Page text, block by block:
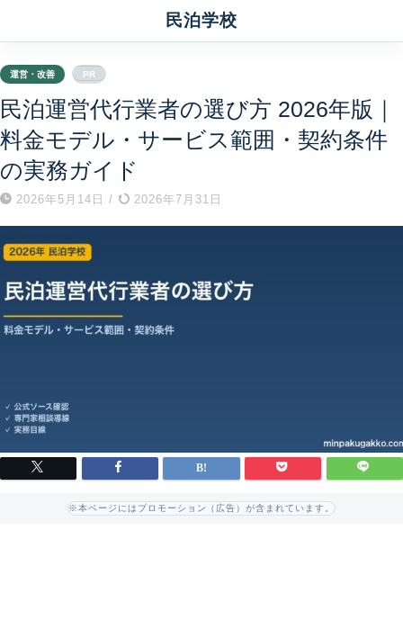
民泊学校
運営・改善 PR
民泊運営代行業者の選び方 2026年版｜
料金モデル・サービス範囲・契約条件
の実務ガイド
2026年5月14日 / 2026年7月31日
※本ページにはプロモーション（広告）が含まれています。